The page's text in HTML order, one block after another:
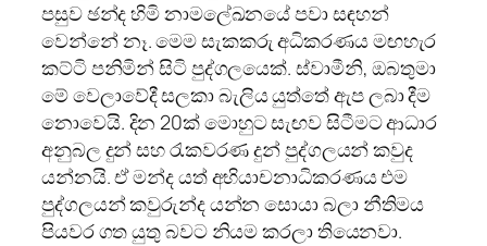
පසුව ඡන්ද හිමි නාම­ලේ­ඛ­නයේ පවා සඳ­හන්
වෙන්නේ නෑ. මෙම සැක­කරු අධි­ක­ර­ණය මඟ­හැර
කට්ටි පනි­මින් සිටි පුද්ග­ල­යෙක්. ස්වාමීනි, ඔබ­තුමා
මේ වෙලා­වේදී සලකා බැලිය යුත්තේ ඇප ලබා දීම
නොවෙයි. දින 20ක් මොහුට සැඟව සිටී­මට ආධාර
අනු­බල දුන් සහ රැක­ව­රණ දුන් පුද්ග­ල­යන් කවුද
යන්නයි. ඒ මන්ද යත් අභි­යා­ච­නා­ධි­ක­ර­ණය එම
පුද්ග­ල­යන් කවු­රුන්ද යන්න සොයා බලා නීති­මය
පිය­වර ගත යුතු බවට නියම කරලා තියෙ­නවා.